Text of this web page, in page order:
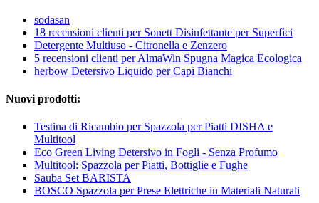
sodasan
18 recensioni clienti per Sonett Disinfettante per Superfici
Detergente Multiuso - Citronella e Zenzero
5 recensioni clienti per AlmaWin Spugna Magica Ecologica
herbow Detersivo Liquido per Capi Bianchi
Nuovi prodotti:
Testina di Ricambio per Spazzola per Piatti DISHA e
Multitool
Eco Green Living Detersivo in Fogli - Senza Profumo
Multitool: Spazzola per Piatti, Bottiglie e Fughe
Sauba Set BARISTA
BOSCO Spazzola per Prese Elettriche in Materiali Naturali